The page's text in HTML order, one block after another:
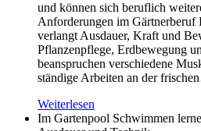
und können sich beruflich
Anforderungen im Gärtnerberuf
verlangt Ausdauer, Kraft und
Pflanzenpflege, Erdbewegung
beanspruchen verschiedene
ständige Arbeiten an der
Weiterlesen
Im Gartenpool Schwimmen